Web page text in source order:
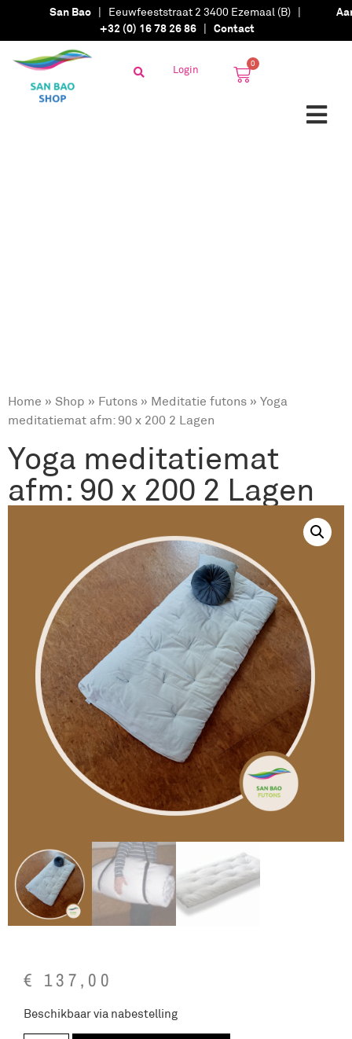
San Bao | Eeuwfeeststraat 2 3400 Ezemaal (B) |
+32 (0) 16 78 26 86 | Contact
Login 0
Home » Shop » Futons » Meditatie futons » Yoga
meditatiemat afm: 90 x 200 2 Lagen
Yoga meditatiemat
afm: 90 x 200 2 Lagen
€ 137,00
Beschikbaar via nabestelling